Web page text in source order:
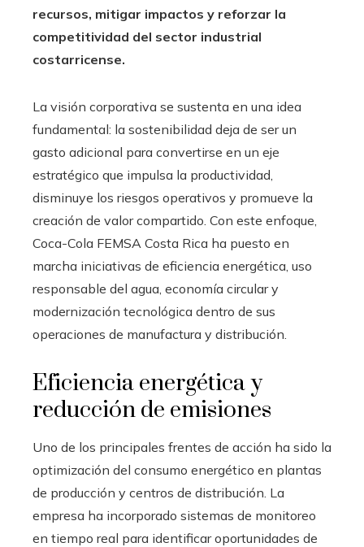
recursos, mitigar impactos y reforzar la
competitividad del sector industrial
costarricense.
La visión corporativa se sustenta en una idea
fundamental: la sostenibilidad deja de ser un
gasto adicional para convertirse en un eje
estratégico que impulsa la productividad,
disminuye los riesgos operativos y promueve la
creación de valor compartido. Con este enfoque,
Coca-Cola FEMSA Costa Rica ha puesto en
marcha iniciativas de eficiencia energética, uso
responsable del agua, economía circular y
modernización tecnológica dentro de sus
operaciones de manufactura y distribución.
Eficiencia energética y
reducción de emisiones
Uno de los principales frentes de acción ha sido la
optimización del consumo energético en plantas
de producción y centros de distribución. La
empresa ha incorporado sistemas de monitoreo
en tiempo real para identificar oportunidades de